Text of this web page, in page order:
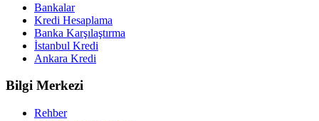
Bankalar
Kredi Hesaplama
Banka Karşılaştırma
İstanbul Kredi
Ankara Kredi
Bilgi Merkezi
Rehber